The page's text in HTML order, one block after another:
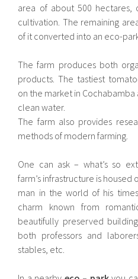
area of ​​about 500
cultivation. The remaining
of it converted into an eco-
The farm produces both
products. The tastiest
on the market in
clean water.
The farm also provides
methods of modern farming.
One can ask – what’s so
farm’s infrastructure is
man in the world of his
charm known from
beautifully preserved
both professors and
stables, etc.